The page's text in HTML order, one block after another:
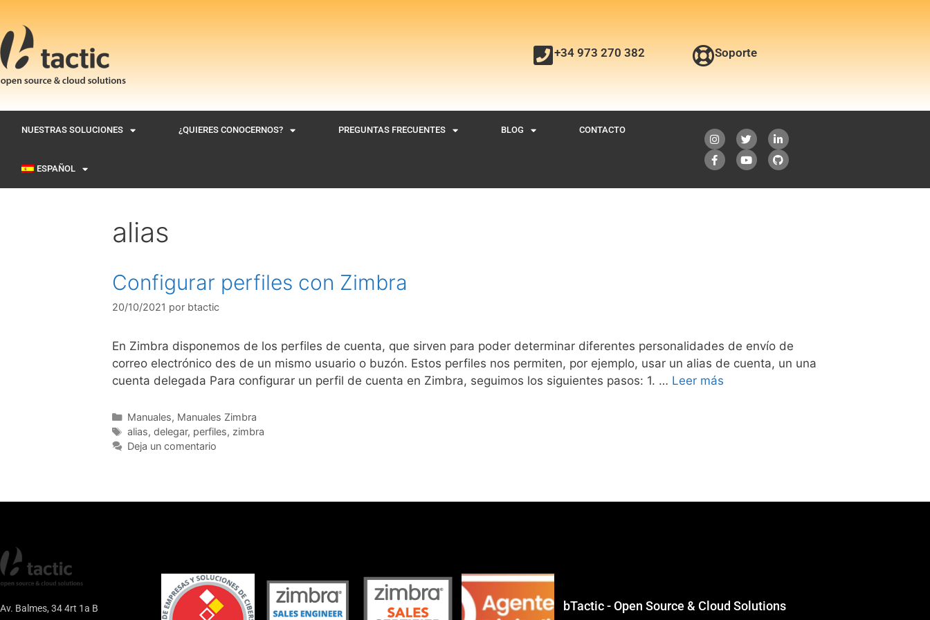
+34 973 270 382 Soporte
NUESTRAS SOLUCIONES ¿QUIERES CONOCERNOS? PREGUNTAS FRECUENTES BLOG CONTACTO
ESPAÑOL
alias
Configurar perfiles con Zimbra
20/10/2021 por btactic
En Zimbra disponemos de los perfiles de cuenta, que sirven para poder determinar diferentes personalidades de envío de
correo electrónico des de un mismo usuario o buzón. Estos perfiles nos permiten, por ejemplo, usar un alias de cuenta, un una
cuenta delegada Para configurar un perfil de cuenta en Zimbra, seguimos los siguientes pasos: 1. … Leer más
Manuales, Manuales Zimbra
alias, delegar, perfiles, zimbra
Deja un comentario
Av. Balmes, 34 4rt 1a B
bTactic - Open Source & Cloud Solutions